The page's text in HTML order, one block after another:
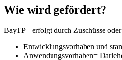
Wie wird gefördert?
BayTP+ erfolgt durch Zuschüsse
Entwicklungsvorhaben und
Anwendungsvorhaben=